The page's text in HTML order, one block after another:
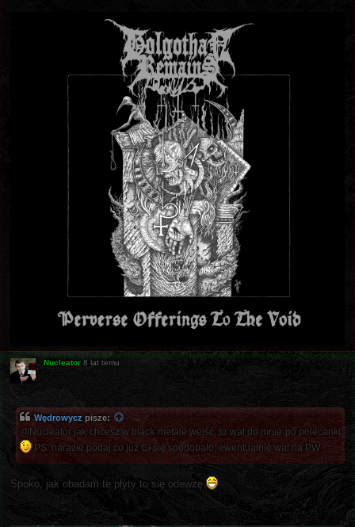
Nucleator 8 lat temu
Wędrowycz pisze:
@Nucleator jak chcesz w black metale wejść, to wal do mnie po polecanki
PS: narazie podaj co już Ci się spodobało, ewentualnie wal na PW
Spoko, jak obadam te płyty to się odewzę